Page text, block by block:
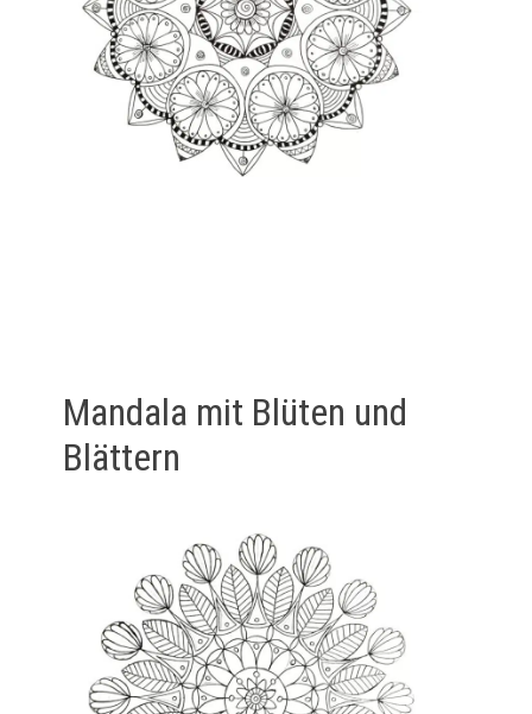
Mandala mit Blüten und
Blättern